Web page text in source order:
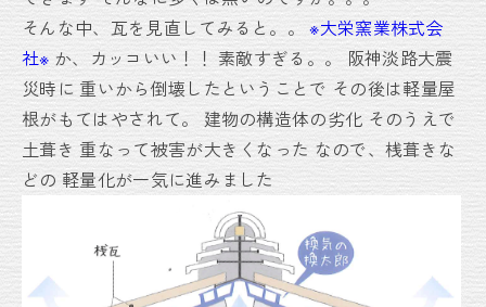
そんな中、瓦を見直してみると。。
※大栄窯業株式会
社※ か、カッコいい！！ 素敵すぎる。。
阪神淡路大震
災時に 重いから倒壊したということで その後は軽量屋
根がもてはやされて。
建物の構造体の劣化そのうえで
土葺き重なって被害が大きくなった なので、桟葺きな
どの 軽量化が一気に進みました